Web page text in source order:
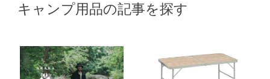
キャンプ用品の記事を探す